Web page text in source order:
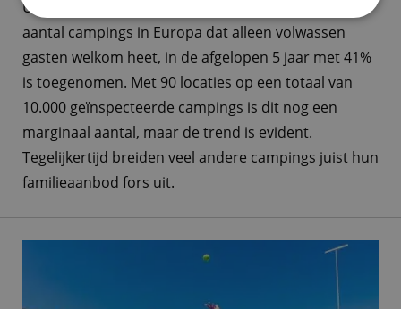
Uit de data van campingspecialist ACSI blijkt dat het
aantal campings in Europa dat alleen volwassen
gasten welkom heet, in de afgelopen 5 jaar met 41%
is toegenomen. Met 90 locaties op een totaal van
10.000 geïnspecteerde campings is dit nog een
marginaal aantal, maar de trend is evident.
Tegelijkertijd breiden veel andere campings juist hun
familieaanbod fors uit.